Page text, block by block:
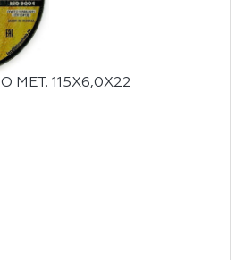
115Х6,0Х22